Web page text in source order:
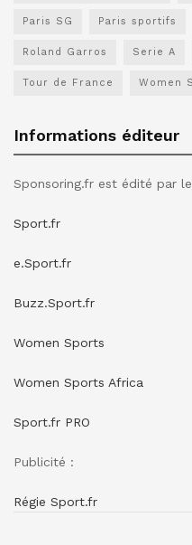
Paris SG Paris sportifs
Roland Garros Serie A
Tour de France Women
Informations éditeur
Sponsoring.fr est édité par le
Sport.fr
e.Sport.fr
Buzz.Sport.fr
Women Sports
Women Sports Africa
Sport.fr PRO
Publicité :
Régie Sport.fr